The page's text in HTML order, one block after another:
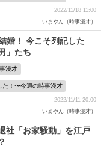
2022/11/18 11:00
いまやん（時事漫才）
婚！ 今こそ列記した
」たち
漫才
た！〜今週の時事漫才
2022/11/11 20:00
いまやん（時事漫才）
社「お家騒動」を江戸